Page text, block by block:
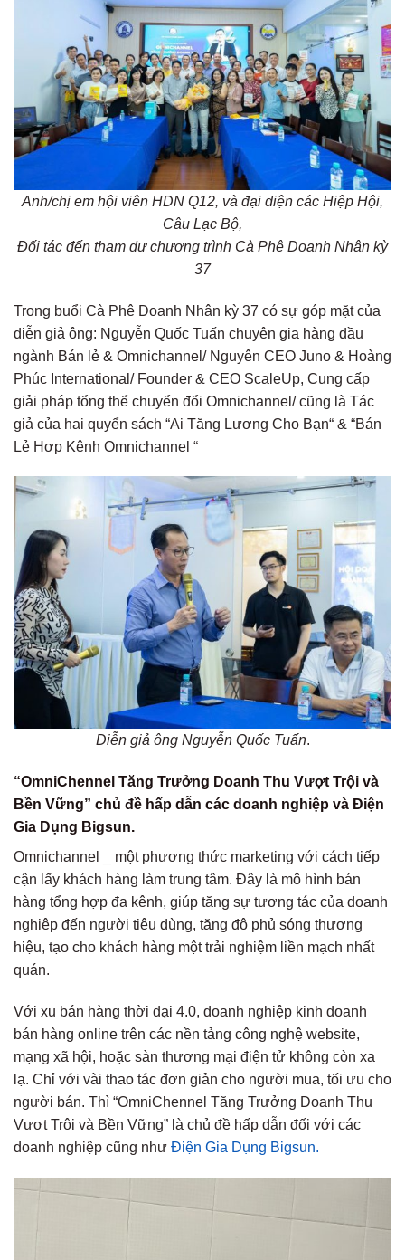
Anh/chị em hội viên HDN Q12, và đại diện các Hiệp Hội,
Câu Lạc Bộ,
Đối tác đến tham dự chương trình Cà Phê Doanh Nhân kỳ
37
Trong buổi Cà Phê Doanh Nhân kỳ 37 có sự góp mặt của
diễn giả ông: Nguyễn Quốc Tuấn chuyên gia hàng đầu
ngành Bán lẻ & Omnichannel/ Nguyên CEO Juno & Hoàng
Phúc International/ Founder & CEO ScaleUp, Cung cấp
giải pháp tổng thể chuyển đổi Omnichannel/ cũng là Tác
giả của hai quyển sách “Ai Tăng Lương Cho Bạn“ & “Bán
Lẻ Hợp Kênh Omnichannel “
Diễn giả ông Nguyễn Quốc Tuấn.
“OmniChennel Tăng Trưởng Doanh Thu Vượt Trội và
Bền Vững” chủ đề hấp dẫn các doanh nghiệp và Điện
Gia Dụng Bigsun.
Omnichannel _ một phương thức marketing với cách tiếp
cận lấy khách hàng làm trung tâm. Đây là mô hình bán
hàng tổng hợp đa kênh, giúp tăng sự tương tác của doanh
nghiệp đến người tiêu dùng, tăng độ phủ sóng thương
hiệu, tạo cho khách hàng một trải nghiệm liền mạch nhất
quán.
Với xu bán hàng thời đại 4.0, doanh nghiệp kinh doanh
bán hàng online trên các nền tảng công nghệ website,
mạng xã hội, hoặc sàn thương mại điện tử không còn xa
lạ. Chỉ với vài thao tác đơn giản cho người mua, tối ưu cho
người bán. Thì “OmniChennel Tăng Trưởng Doanh Thu
Vượt Trội và Bền Vững” là chủ đề hấp dẫn đối với các
doanh nghiệp cũng như Điện Gia Dụng Bigsun.